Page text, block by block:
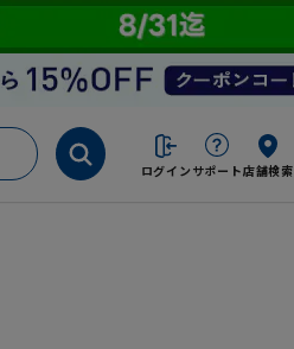
ログイン サポート店舗検索